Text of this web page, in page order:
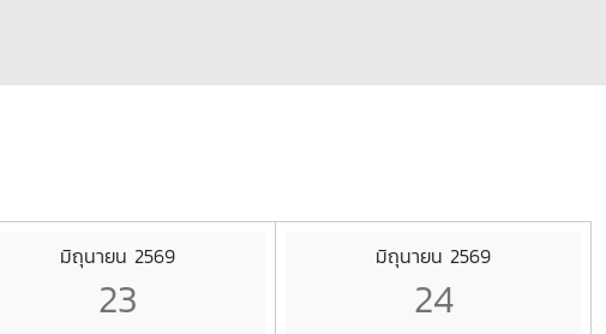
มิถุนายน 2569
23
มิถุนายน 2569
24